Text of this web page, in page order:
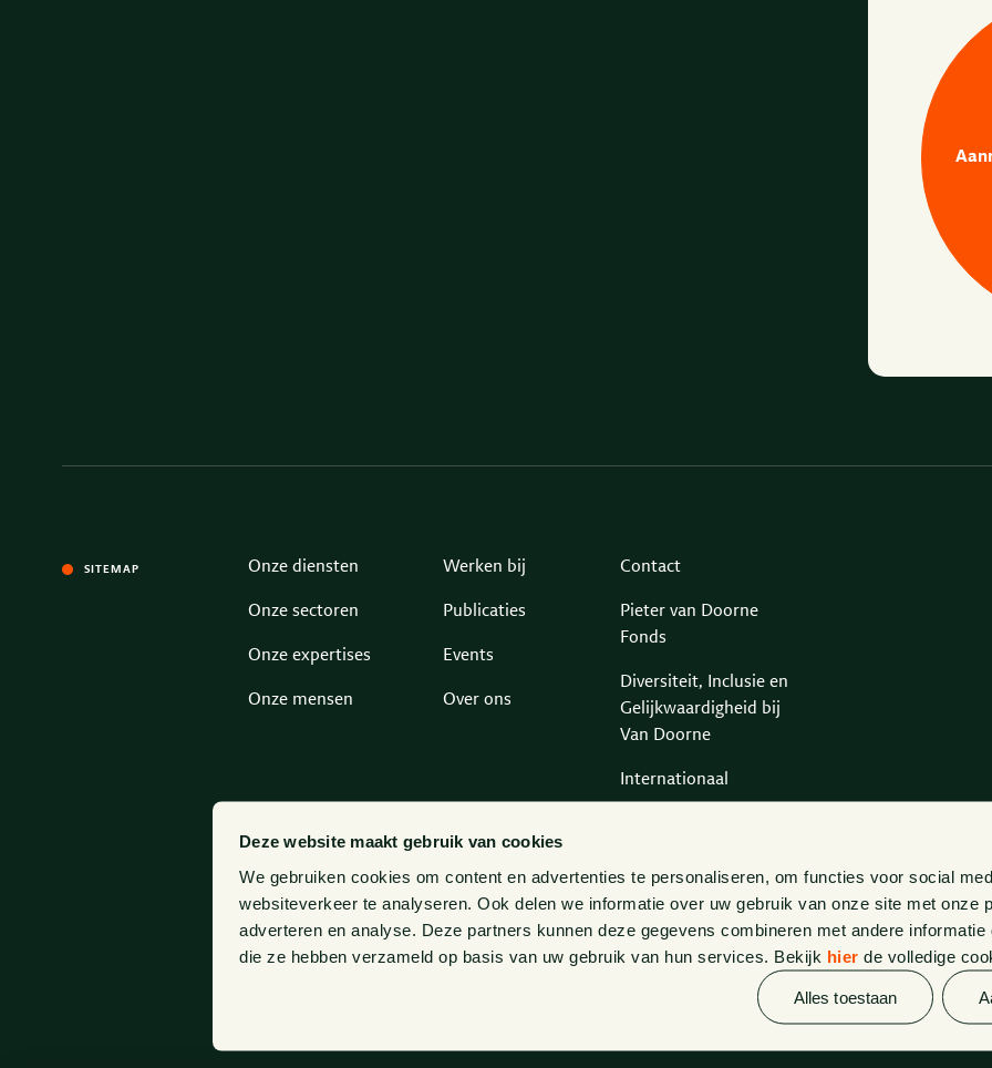
Deze website maakt gebruik van cookies
We gebruiken cookies om content en advertenties te personaliseren, om functies voor social
websiteverkeer te analyseren. Ook delen we informatie over uw gebruik van onze site met onze
adverteren en analyse. Deze partners kunnen deze gegevens combineren met andere
die ze hebben verzameld op basis van uw gebruik van hun services. Bekijk hier de volledige
Alles toestaan
SITEMAP Onze diensten
Onze sectoren
Onze expertises
Onze mensen
Werken bij
Publicaties
Events
Over ons
Contact
Pieter van Doorne
Fonds
Diversiteit, Inclusie en
Gelijkwaardigheid bij
Van Doorne
Internationaal
Legal Tech
Van Doorne x AI
Zaken